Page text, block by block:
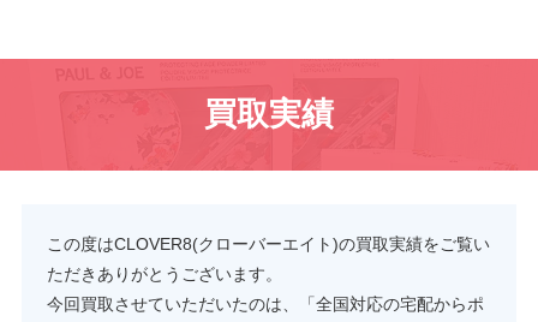
買取実績
この度はCLOVER8(クローバーエイト)の買取実績をご覧い
ただきありがとうございます。
今回買取させていただいたのは、「全国対応の宅配からポ